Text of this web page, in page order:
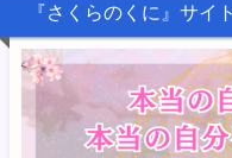
『さくらのくに』サイト